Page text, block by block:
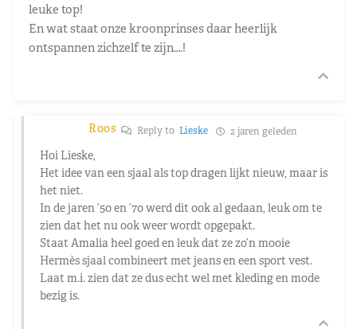
leuke top!
En wat staat onze kroonprinses daar heerlijk
ontspannen zichzelf te zijn….!
Roos Reply to Lieske 2 jaren geleden
Hoi Lieske,
Het idee van een sjaal als top dragen lijkt nieuw, maar is
het niet.
In de jaren ’50 en ’70 werd dit ook al gedaan, leuk om te
zien dat het nu ook weer wordt opgepakt.
Staat Amalia heel goed en leuk dat ze zo’n mooie
Hermès sjaal combineert met jeans en een sport vest.
Laat m.i. zien dat ze dus echt wel met kleding en mode
bezig is.